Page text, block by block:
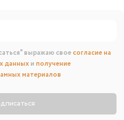
выражаю свое согласие на
данных и получение
материалов